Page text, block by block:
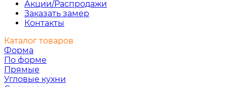
Акции/Распродажи
Заказать замер
Контакты
Каталог товаров
Форма
По форме
Прямые
Угловые кухни